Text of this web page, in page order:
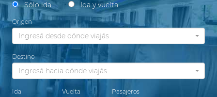
Sólo ida Ida y vuelta
Origen
Ingresá desde dónde viajás
Destino
Ingresá hacia dónde viajás
Ida Vuelta Pasajeros